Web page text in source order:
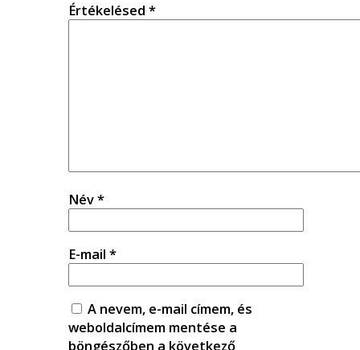
Értékelésed *
Név*
E-mail *
A nevem, e-mail címem, és
weboldalcímem mentése a
böngészőben a következő